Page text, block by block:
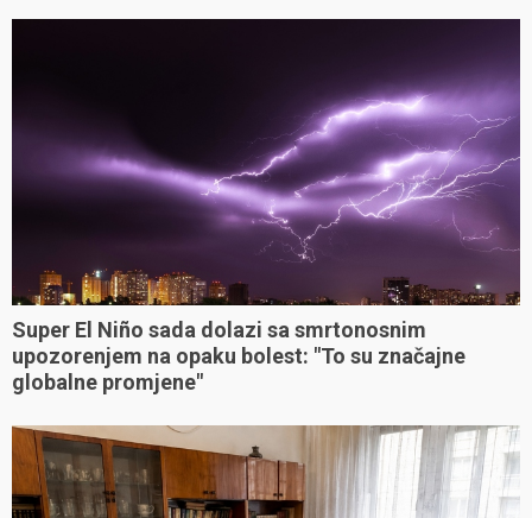
Super El Niño sada dolazi sa smrtonosnim
upozorenjem na opaku bolest: "To su značajne
globalne promjene"